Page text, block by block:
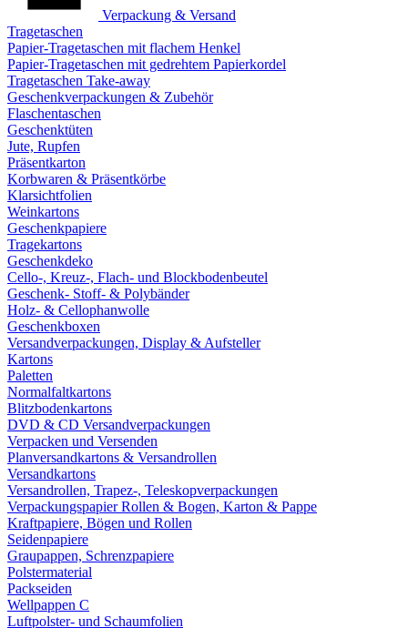
Verpackung & Versand
Tragetaschen
Papier-Tragetaschen mit flachem Henkel
Papier-Tragetaschen mit gedrehtem Papierkordel
Tragetaschen Take-away
Geschenkverpackungen & Zubehör
Flaschentaschen
Geschenktüten
Jute, Rupfen
Präsentkarton
Korbwaren & Präsentkörbe
Klarsichtfolien
Weinkartons
Geschenkpapiere
Tragekartons
Geschenkdeko
Cello-, Kreuz-, Flach- und Blockbodenbeutel
Geschenk- Stoff- & Polybänder
Holz- & Cellophanwolle
Geschenkboxen
Versandverpackungen, Display & Aufsteller
Kartons
Paletten
Normalfaltkartons
Blitzbodenkartons
DVD & CD Versandverpackungen
Verpacken und Versenden
Planversandkartons & Versandrollen
Versandkartons
Versandrollen, Trapez-, Teleskopverpackungen
Verpackungspapier Rollen & Bogen, Karton & Pappe
Kraftpapiere, Bögen und Rollen
Seidenpapiere
Graupappen, Schrenzpapiere
Polstermaterial
Packseiden
Wellpappen C
Luftpolster- und Schaumfolien